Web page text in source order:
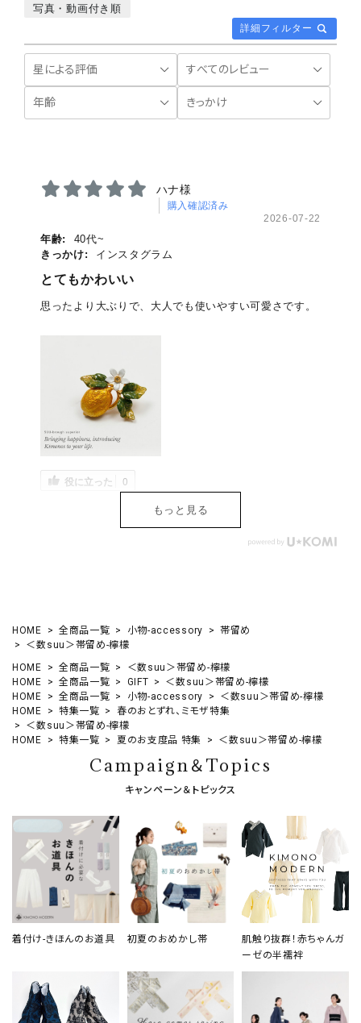
詳細フィルター
写真・動画付き順
ハナ様
購入確認済み
2026-07-22
年齢:
40代~
きっかけ:
インスタグラム
とてもかわいい
思ったより大ぶりで、大人でも使いやすい可愛さです。
役に立った 0
もっと見る
HOME 全商品一覧 小物-accessory
帯留め
＜数suu＞帯留め-檸檬
HOME
全商品一覧
＜数suu＞帯留め-檸檬
HOME
全商品一覧 GIFT
＜数suu＞帯留め-檸檬
HOME
全商品一覧 小物-accessory
＜数suu＞帯留め-檸檬
HOME
特集一覧
春のおとずれ、ミモザ特集
＜数suu＞帯留め-檸檬
HOME
特集一覧 夏のお支度品 特集 ＜数suu＞帯留め-檸檬
Campaign＆Topics
キャンペーン＆トピックス
着付け-きほんのお道具 初夏のおめかし帯
肌触り抜群！赤ちゃんガ
ーゼの半襦袢